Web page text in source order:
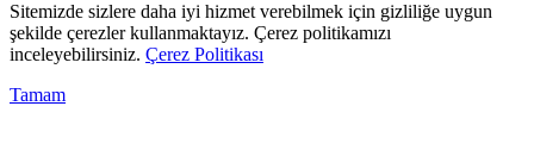
Sitemizde sizlere daha iyi hizmet verebilmek için gizliliğe uygun
şekilde çerezler kullanmaktayız. Çerez politikamızı
inceleyebilirsiniz. Çerez Politikası
Tamam